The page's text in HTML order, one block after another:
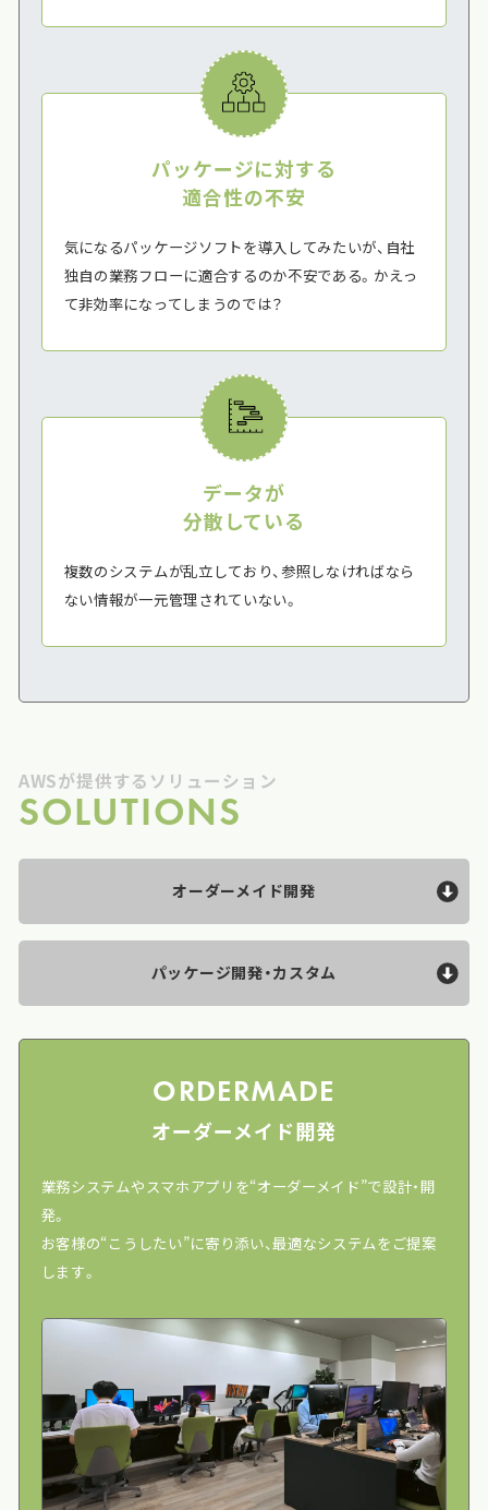
パッケージに対する
適合性の不安
気になるパッケージソフトを導入してみたいが、自社
独自の業務フローに適合するのか不安である。かえっ
て非効率になってしまうのでは？
データが
分散している
複数のシステムが乱立しており、参照しなければなら
ない情報が一元管理されていない。
AWSが提供するソリューション
SOLUTIONS
オーダーメイド開発
パッケージ開発・カスタム
ORDERMADE
オーダーメイド開発
業務システムやスマホアプリを“オーダーメイド”で設計・開
発。
お客様の“こうしたい”に寄り添い、最適なシステムをご提案
します。